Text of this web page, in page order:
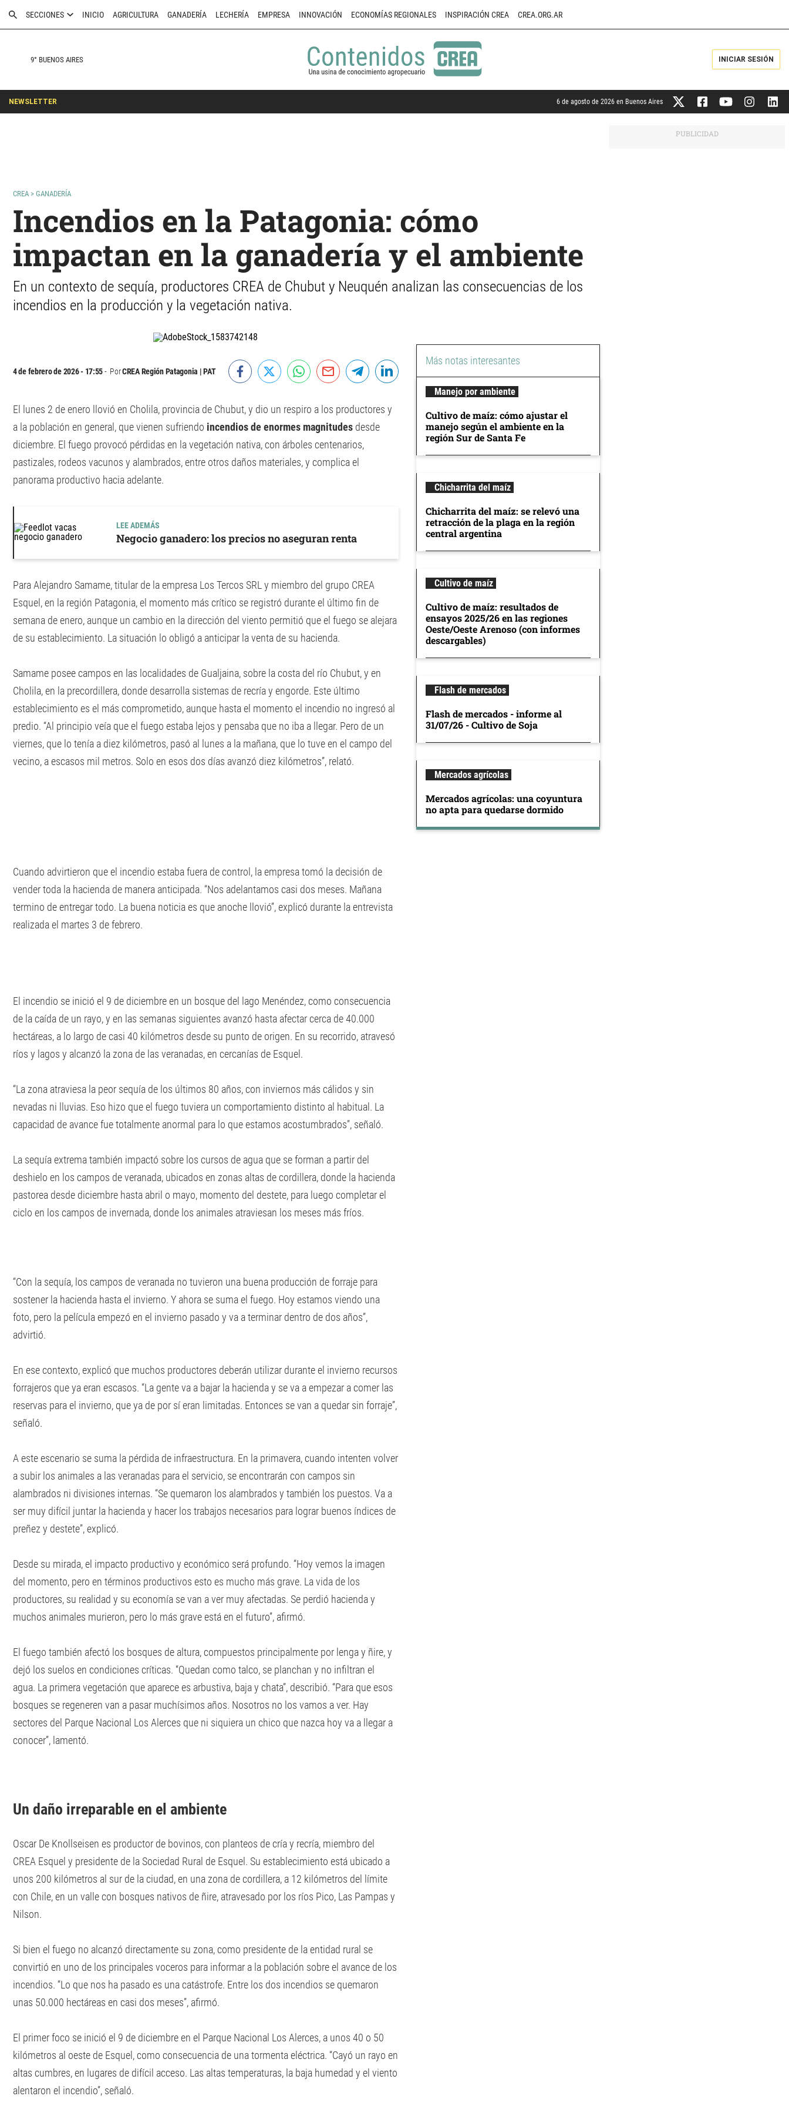
SECCIONES INICIO AGRICULTURA GANADERÍA LECHERÍA EMPRESA INNOVACIÓN ECONOMÍAS REGIONALES INSPIRACIÓN CREA CREA.ORG.AR
9° BUENOS AIRES INICIAR SESIÓN
NEWSLETTER 6 de agosto de 2026 en Buenos Aires
CREA > GANADERÍA
Incendios en la Patagonia: cómo
impactan en la ganadería y el ambiente
En un contexto de sequía, productores CREA de Chubut y Neuquén analizan las consecuencias de los
incendios en la producción y la vegetación nativa.
4 de febrero de 2026 - 17:55 PorCREA Región Patagonia | PAT
El lunes 2 de enero llovió en Cholila, provincia de Chubut, y dio un respiro a los productores y
a la población en general, que vienen sufriendo incendios de enormes magnitudes desde
diciembre. El fuego provocó pérdidas en la vegetación nativa, con árboles centenarios,
pastizales, rodeos vacunos y alambrados, entre otros daños materiales, y complica el
panorama productivo hacia adelante.
LEE ADEMÁS
Negocio ganadero: los precios no aseguran renta
Para Alejandro Samame, titular de la empresa Los Tercos SRL y miembro del grupo CREA
Esquel, en la región Patagonia, el momento más crítico se registró durante el último fin de
semana de enero, aunque un cambio en la dirección del viento permitió que el fuego se alejara
de su establecimiento. La situación lo obligó a anticipar la venta de su hacienda.
Samame posee campos en las localidades de Gualjaina, sobre la costa del río Chubut, y en
Cholila, en la precordillera, donde desarrolla sistemas de recría y engorde. Este último
establecimiento es el más comprometido, aunque hasta el momento el incendio no ingresó al
predio. “Al principio veía que el fuego estaba lejos y pensaba que no iba a llegar. Pero de un
viernes, que lo tenía a diez kilómetros, pasó al lunes a la mañana, que lo tuve en el campo del
vecino, a escasos mil metros. Solo en esos dos días avanzó diez kilómetros”, relató.
Cuando advirtieron que el incendio estaba fuera de control, la empresa tomó la decisión de
vender toda la hacienda de manera anticipada. “Nos adelantamos casi dos meses. Mañana
termino de entregar todo. La buena noticia es que anoche llovió”, explicó durante la entrevista
realizada el martes 3 de febrero.
El incendio se inició el 9 de diciembre en un bosque del lago Menéndez, como consecuencia
de la caída de un rayo, y en las semanas siguientes avanzó hasta afectar cerca de 40.000
hectáreas, a lo largo de casi 40 kilómetros desde su punto de origen. En su recorrido, atravesó
ríos y lagos y alcanzó la zona de las veranadas, en cercanías de Esquel.
“La zona atraviesa la peor sequía de los últimos 80 años, con inviernos más cálidos y sin
nevadas ni lluvias. Eso hizo que el fuego tuviera un comportamiento distinto al habitual. La
capacidad de avance fue totalmente anormal para lo que estamos acostumbrados”, señaló.
La sequía extrema también impactó sobre los cursos de agua que se forman a partir del
deshielo en los campos de veranada, ubicados en zonas altas de cordillera, donde la hacienda
pastorea desde diciembre hasta abril o mayo, momento del destete, para luego completar el
ciclo en los campos de invernada, donde los animales atraviesan los meses más fríos.
“Con la sequía, los campos de veranada no tuvieron una buena producción de forraje para
sostener la hacienda hasta el invierno. Y ahora se suma el fuego. Hoy estamos viendo una
foto, pero la película empezó en el invierno pasado y va a terminar dentro de dos años”,
advirtió.
En ese contexto, explicó que muchos productores deberán utilizar durante el invierno recursos
forrajeros que ya eran escasos. “La gente va a bajar la hacienda y se va a empezar a comer las
reservas para el invierno, que ya de por sí eran limitadas. Entonces se van a quedar sin forraje”,
señaló.
A este escenario se suma la pérdida de infraestructura. En la primavera, cuando intenten volver
a subir los animales a las veranadas para el servicio, se encontrarán con campos sin
alambrados ni divisiones internas. “Se quemaron los alambrados y también los puestos. Va a
ser muy difícil juntar la hacienda y hacer los trabajos necesarios para lograr buenos índices de
preñez y destete”, explicó.
Desde su mirada, el impacto productivo y económico será profundo. “Hoy vemos la imagen
del momento, pero en términos productivos esto es mucho más grave. La vida de los
productores, su realidad y su economía se van a ver muy afectadas. Se perdió hacienda y
muchos animales murieron, pero lo más grave está en el futuro”, afirmó.
El fuego también afectó los bosques de altura, compuestos principalmente por lenga y ñire, y
dejó los suelos en condiciones críticas. “Quedan como talco, se planchan y no infiltran el
agua. La primera vegetación que aparece es arbustiva, baja y chata”, describió. “Para que esos
bosques se regeneren van a pasar muchísimos años. Nosotros no los vamos a ver. Hay
sectores del Parque Nacional Los Alerces que ni siquiera un chico que nazca hoy va a llegar a
conocer”, lamentó.
Un daño irreparable en el ambiente
Oscar De Knollseisen es productor de bovinos, con planteos de cría y recría, miembro del
CREA Esquel y presidente de la Sociedad Rural de Esquel. Su establecimiento está ubicado a
unos 200 kilómetros al sur de la ciudad, en una zona de cordillera, a 12 kilómetros del límite
con Chile, en un valle con bosques nativos de ñire, atravesado por los ríos Pico, Las Pampas y
Nilson.
Si bien el fuego no alcanzó directamente su zona, como presidente de la entidad rural se
convirtió en uno de los principales voceros para informar a la población sobre el avance de los
incendios. “Lo que nos ha pasado es una catástrofe. Entre los dos incendios se quemaron
unas 50.000 hectáreas en casi dos meses”, afirmó.
El primer foco se inició el 9 de diciembre en el Parque Nacional Los Alerces, a unos 40 o 50
kilómetros al oeste de Esquel, como consecuencia de una tormenta eléctrica. “Cayó un rayo en
altas cumbres, en lugares de difícil acceso. Las altas temperaturas, la baja humedad y el viento
alentaron el incendio”, señaló.
Más notas interesantes
Manejo por ambiente
Cultivo de maíz: cómo ajustar el
manejo según el ambiente en la
región Sur de Santa Fe
Chicharrita del maíz
Chicharrita del maíz: se relevó una
retracción de la plaga en la región
central argentina
Cultivo de maíz
Cultivo de maíz: resultados de
ensayos 2025/26 en las regiones
Oeste/Oeste Arenoso (con informes
descargables)
Flash de mercados
Flash de mercados - informe al
31/07/26 - Cultivo de Soja
Mercados agrícolas
Mercados agrícolas: una coyuntura
no apta para quedarse dormido